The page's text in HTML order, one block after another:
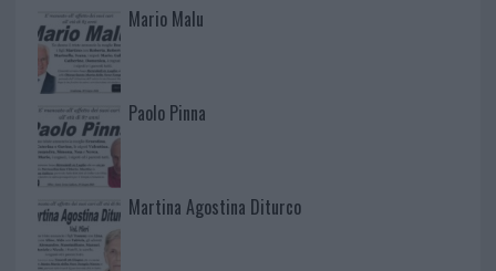
Mario Malu
Paolo Pinna
Martina Agostina Diturco